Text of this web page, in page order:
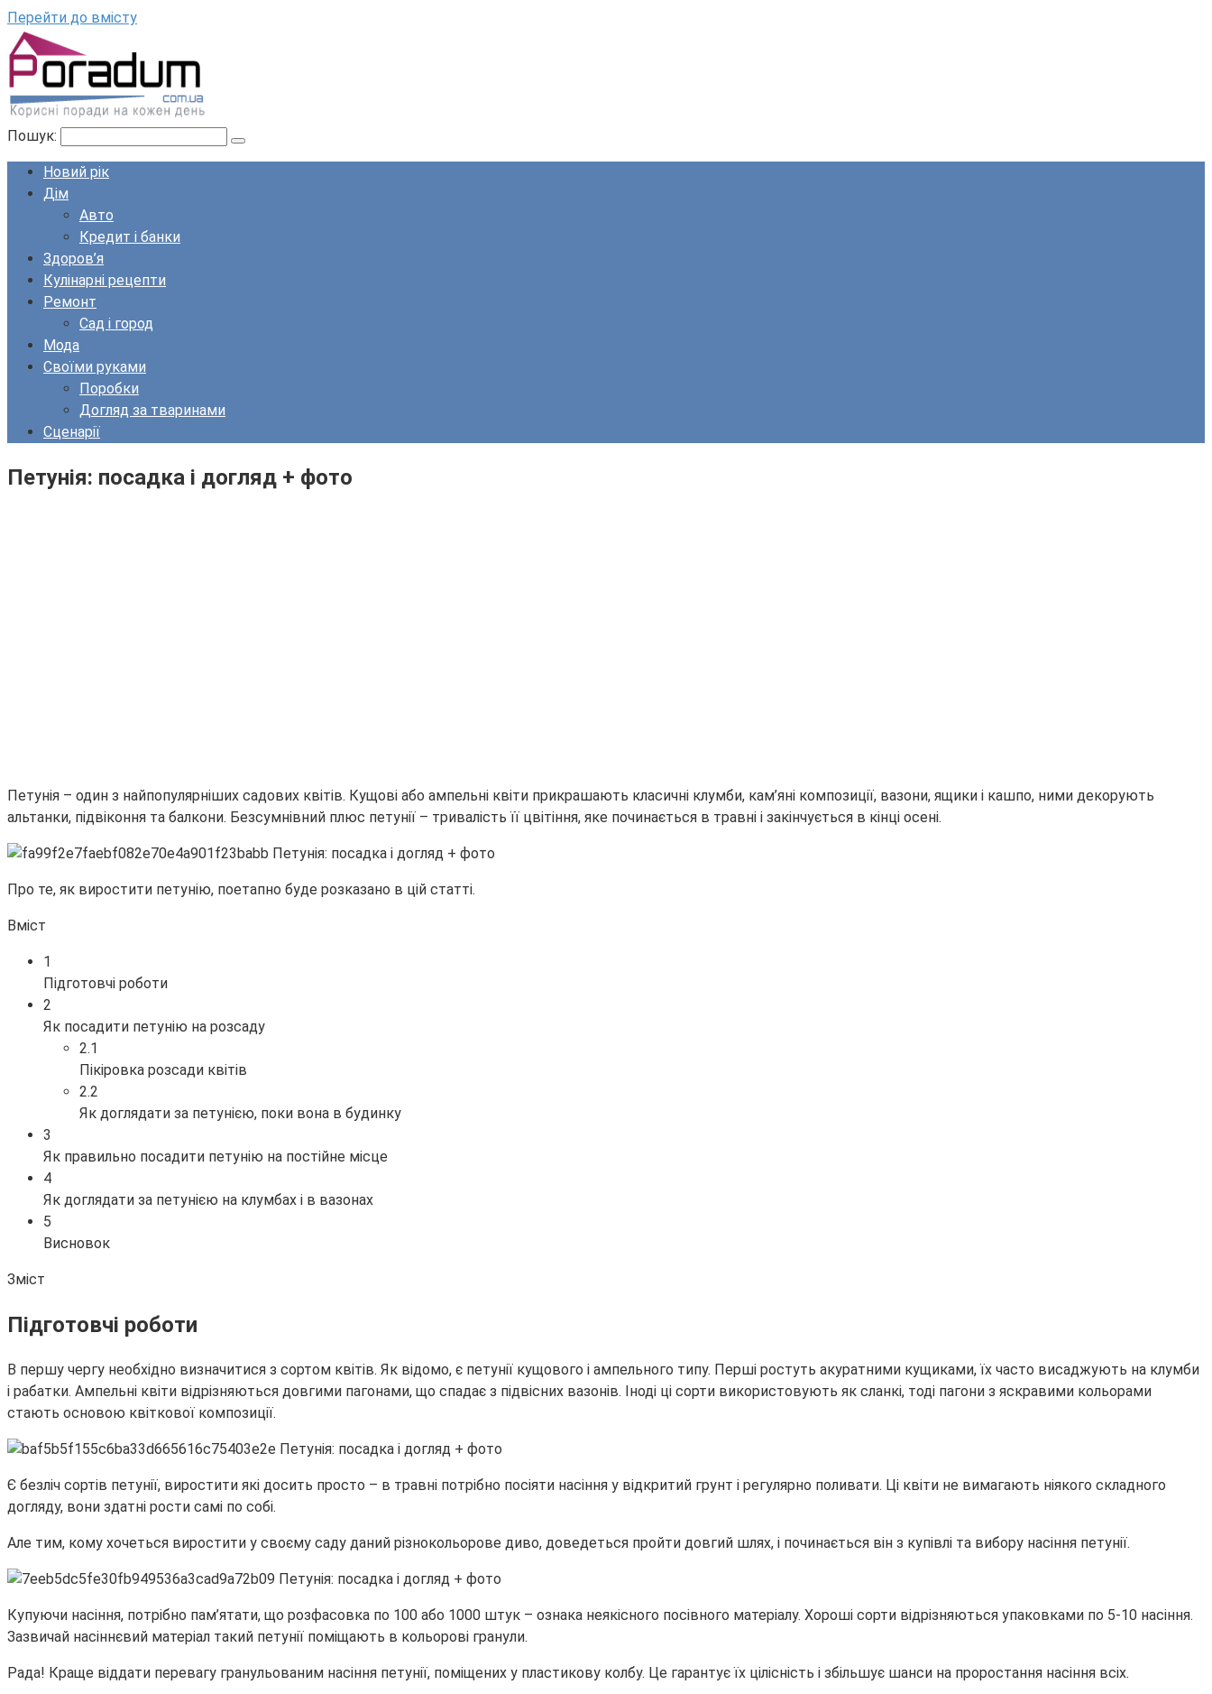
Перейти до вмісту
Пошук:
Новий рік
Дім
Авто
Кредит і банки
Здоров’я
Кулінарні рецепти
Ремонт
Сад і город
Мода
Своїми руками
Поробки
Догляд за тваринами
Сценарії
Петунія: посадка і догляд + фото
Петунія – один з найпопулярніших садових квітів. Кущові або ампельні квіти прикрашають класичні клумби, кам’яні композиції, вазони, ящики і кашпо, ними декорують
альтанки, підвіконня та балкони. Безсумнівний плюс петунії – тривалість її цвітіння, яке починається в травні і закінчується в кінці осені.
Про те, як виростити петунію, поетапно буде розказано в цій статті.
Вміст
1
Підготовчі роботи
2
Як посадити петунію на розсаду
2.1
Пікіровка розсади квітів
2.2
Як доглядати за петунією, поки вона в будинку
3
Як правильно посадити петунію на постійне місце
4
Як доглядати за петунією на клумбах і в вазонах
5
Висновок
Зміст
Підготовчі роботи
В першу чергу необхідно визначитися з сортом квітів. Як відомо, є петунії кущового і ампельного типу. Перші ростуть акуратними кущиками, їх часто висаджують на клумби
і рабатки. Ампельні квіти відрізняються довгими пагонами, що спадає з підвісних вазонів. Іноді ці сорти використовують як сланкі, тоді пагони з яскравими кольорами
стають основою квіткової композиції.
Є безліч сортів петунії, виростити які досить просто – в травні потрібно посіяти насіння у відкритий грунт і регулярно поливати. Ці квіти не вимагають ніякого складного
догляду, вони здатні рости самі по собі.
Але тим, кому хочеться виростити у своєму саду даний різнокольорове диво, доведеться пройти довгий шлях, і починається він з купівлі та вибору насіння петунії.
Купуючи насіння, потрібно пам’ятати, що розфасовка по 100 або 1000 штук – ознака неякісного посівного матеріалу. Хороші сорти відрізняються упаковками по 5-10 насіння.
Зазвичай насіннєвий матеріал такий петунії поміщають в кольорові гранули.
Рада! Краще віддати перевагу гранульованим насіння петунії, поміщених у пластикову колбу. Це гарантує їх цілісність і збільшує шанси на проростання насіння всіх.